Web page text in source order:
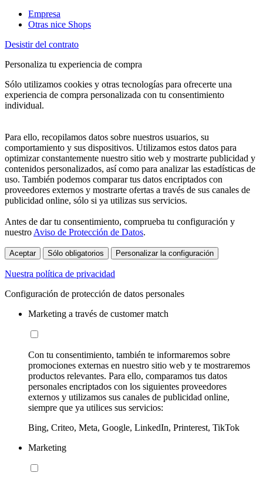
Empresa
Otras nice Shops
Desistir del contrato
Personaliza tu experiencia de compra
Sólo utilizamos cookies y otras tecnologías para ofrecerte una
experiencia de compra personalizada con tu consentimiento
individual.
Para ello, recopilamos datos sobre nuestros usuarios, su
comportamiento y sus dispositivos. Utilizamos estos datos para
optimizar constantemente nuestro sitio web y mostrarte publicidad y
contenidos personalizados, así como para analizar las estadísticas de
uso. También podemos comparar tus datos encriptados con
proveedores externos y mostrarte ofertas a través de sus canales de
publicidad online, sólo si ya utilizas sus servicios.
Antes de dar tu consentimiento, comprueba tu configuración y
nuestro Aviso de Protección de Datos.
Aceptar Sólo obligatorios Personalizar la configuración
Nuestra política de privacidad
Configuración de protección de datos personales
Marketing a través de customer match
Con tu consentimiento, también te informaremos sobre
promociones externas en nuestro sitio web y te mostraremos
productos relevantes. Para ello, comparamos tus datos
personales encriptados con los siguientes proveedores
externos y utilizamos sus canales de publicidad online,
siempre que ya utilices sus servicios:
Bing, Criteo, Meta, Google, LinkedIn, Printerest, TikTok
Marketing